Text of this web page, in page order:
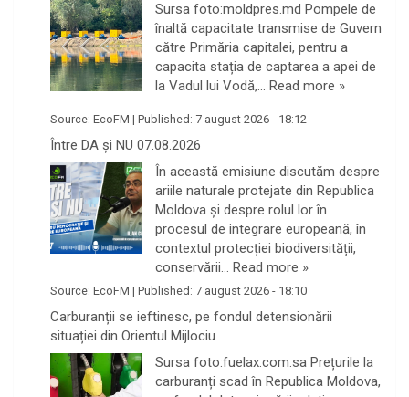
Sursa foto:moldpres.md Pompele de
înaltă capacitate transmise de Guvern
către Primăria capitalei, pentru a
capacita stația de captarea a apei de
la Vadul lui Vodă,… Read more »
Source: EcoFM | Published: 7 august 2026 - 18:12
Între DA și NU 07.08.2026
În această emisiune discutăm despre
ariile naturale protejate din Republica
Moldova și despre rolul lor în
procesul de integrare europeană, în
contextul protecției biodiversității,
conservării… Read more »
Source: EcoFM | Published: 7 august 2026 - 18:10
Carburanții se ieftinesc, pe fondul detensionării
situației din Orientul Mijlociu
Sursa foto:fuelax.com.sa Prețurile la
carburanți scad în Republica Moldova,